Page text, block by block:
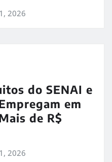
2026
do SENAI e
em
de R$
2026